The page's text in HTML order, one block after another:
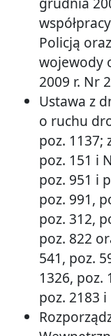
Policją
wojewody
2009 r. Nr
Ustawa z
o ruchu
poz. 1137;
poz. 151 i
poz. 951 i
poz. 991,
poz. 312,
poz. 822
541, poz.
1326, poz.
poz. 2183 i